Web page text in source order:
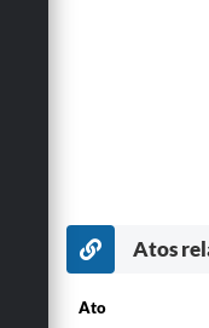
Atos
Ato